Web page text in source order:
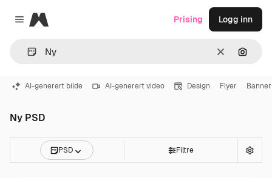
Close menu
Magnific
Slett Søk
Prising Logg inn
AI-generert bilde AI-generert video Design Flyer Banner
Ny PSD
PSD Filtre